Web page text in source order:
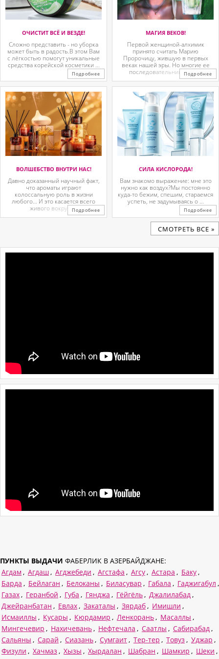
ОЧИСТИТ ВСЁ И ВЕЗДЕ!
Сложно представить - но уборка
может быть в радость.В этом Вам
с лёгкостью помогут уникальные
средства корейской косметики ...
Подробнее
МАГИЯ ВЕКОВ!
Первой женщиной-алхимик
принято считать Марию
Пророчицу, жившую в первых
веках нашей эры. Но многие ее
последовательницы так ...
Подробнее
ВОЛШЕБСТВО ВНУТРИ НАС!
Давно доказанный научный факт,
что ароматы играют
колоссальную роль в жизни
любого… И это касается всего
живого вокруг. ...Подробнее
СИЛА КИСЛОРОДА!
Вам знакомо выражение: мне это
нужно как воздух?Мы постоянно
куда-то бежим, спешим, стараемся
успеть, не задумываясь о ...
Подробнее
CМОТРЕТЬ ВСЕ »
ПУНКТЫ ВЫДАЧИ ФАБЕРЛИК В АЗЕРБАЙДЖАНЕ:
Агдам , Агдаш , Агджебеди , Агстафа , Агсу , Астара , Баку ,
Барда , Бейлаган , Белоканы , Биласувар , Габала , Гаджигабул ,
Газах , Геранбой , Губа , Гянджа , Гёйгёль , Джалилабад ,
Джейранбатан , Евлах , Закаталы , Зярдаб , Имишли ,
Исмаиллы , Кусары , Кюрдамир , Ленкорань , Масаллы ,
Мингечевир , Нахичевань , Нефтечала , Саатлы , Сабирабад ,
Сальяны , Сарай , Сиазань , Сумгаит , Тер-тер , Товуз , Уджар ,
Физули , Хачмаз , Хызы , Хырдалан , Шабран , Шамкир , Шеки ,